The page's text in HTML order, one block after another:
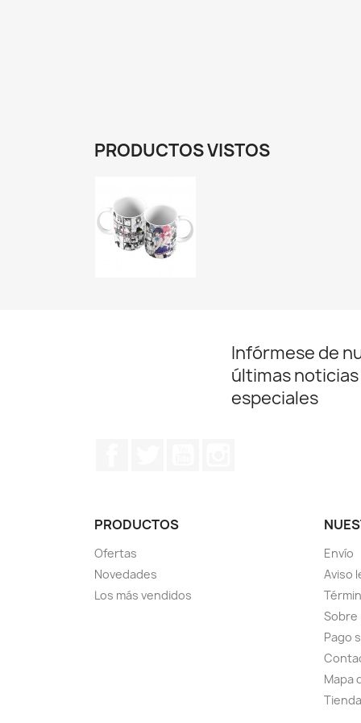
PRODUCTOS VISTOS
Infórmese de
últimas
especiales
PRODUCTOS
Ofertas
Novedades
Los más vendidos
Envío
Aviso
Pago
Mapa